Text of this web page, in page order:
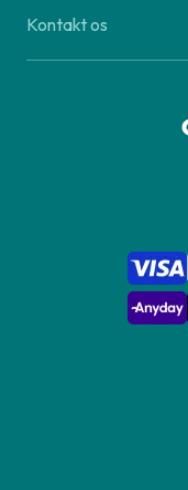
Kontakt os